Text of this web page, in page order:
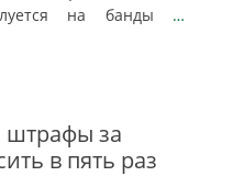
на банды …
штрафы за
в пять раз